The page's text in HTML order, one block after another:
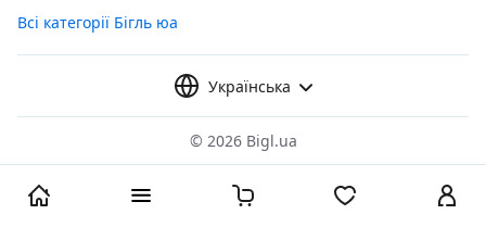
Всі категорії Бігль юа
Українська
© 2026 Bigl.ua